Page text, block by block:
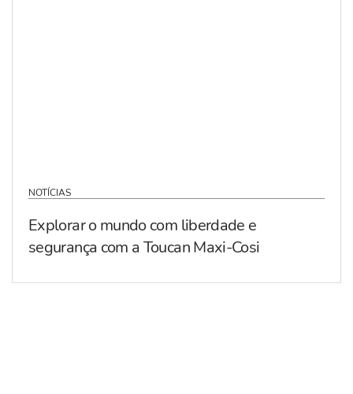
NOTÍCIAS
Explorar o mundo com liberdade e
segurança com a Toucan Maxi-Cosi